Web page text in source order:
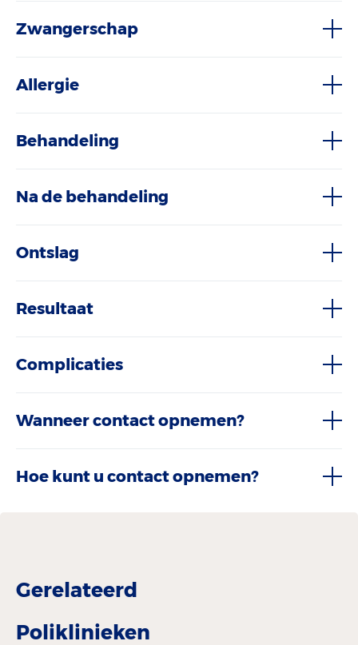
Zwangerschap
Allergie
Behandeling
Na de behandeling
Ontslag
Resultaat
Complicaties
Wanneer contact opnemen?
Hoe kunt u contact opnemen?
Gerelateerd
Poliklinieken